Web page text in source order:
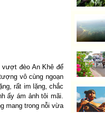
vượt đèo An Khê để
vô cùng ngoạn
rất im lặng, chắc
ấy ám ảnh tôi mãi.
mang trong nỗi vừa